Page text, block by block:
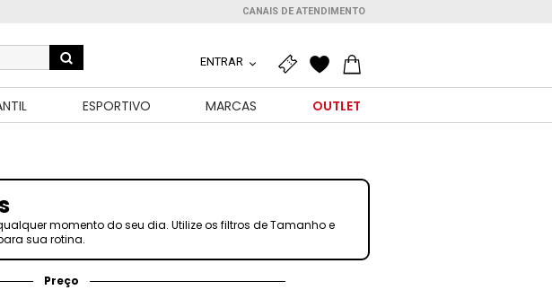
CANAIS DE ATENDIMENTO
ENTRAR
ESPORTIVO MARCAS OUTLET
momento do seu dia. Utilize os filtros de Tamanho e
sua rotina.
Preço